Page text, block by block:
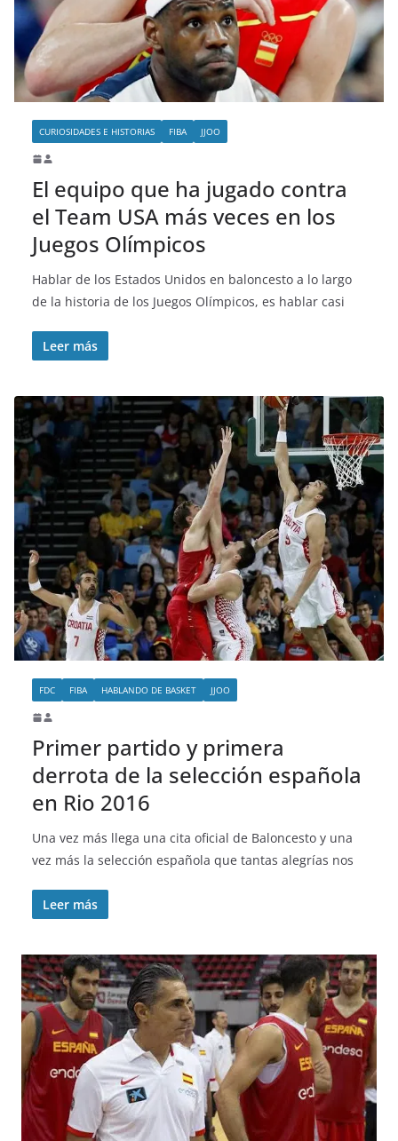
CURIOSIDADES E HISTORIAS FIBA JJOO
El equipo que ha jugado contra
el Team USA más veces en los
Juegos Olímpicos
Hablar de los Estados Unidos en baloncesto a lo largo
de la historia de los Juegos Olímpicos, es hablar casi
Leer más
FDC FIBA HABLANDO DE BASKET JJOO
Primer partido y primera
derrota de la selección española
en Rio 2016
Una vez más llega una cita oficial de Baloncesto y una
vez más la selección española que tantas alegrías nos
Leer más